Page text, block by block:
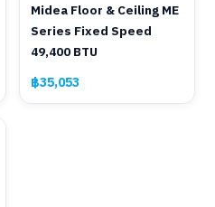
Midea Floor & Ceiling ME
Series Fixed Speed
49,400 BTU
฿35,053